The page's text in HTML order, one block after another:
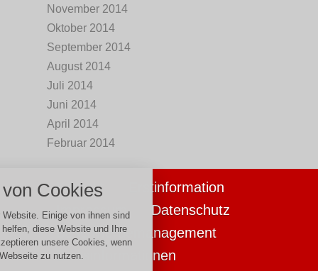
November 2014
Oktober 2014
September 2014
August 2014
Juli 2014
Juni 2014
April 2014
Februar 2014
Kontakt
Erstinformation
Impressum
Datenschutz
Beschwerdemanagement
Basisinformationen
Cookies
Einige von ihnen sind
diese Website und Ihre
unsere Cookies, wenn
zu nutzen.
alle verwendeten Cookies und
folgende Kategorien zu
zu blockieren.
Notwendig